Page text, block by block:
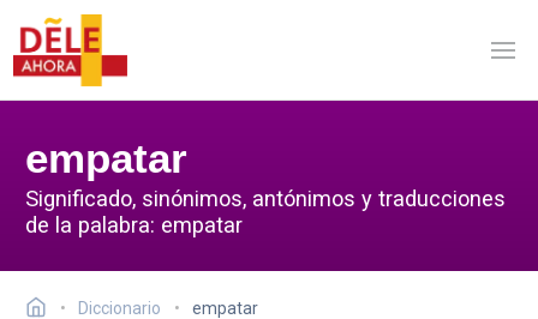
empatar
Significado, sinónimos, antónimos y traducciones
de la palabra: empatar
Diccionario empatar